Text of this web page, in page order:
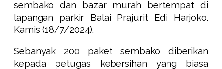
sembako dan bazar murah bertempat di
lapangan parkir Balai Prajurit Edi Harjoko.
Kamis (18/7/2024).
Sebanyak 200 paket sembako diberikan
kepada petugas kebersihan yang biasa